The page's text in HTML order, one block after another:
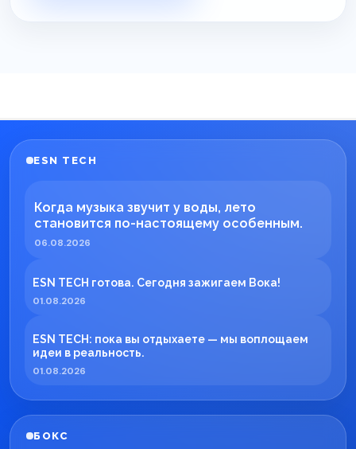
ESN TECH
Когда музыка звучит у воды, лето
становится по-настоящему особенным.
06.08.2026
ESN TECH готова. Сегодня зажигаем Вока!
01.08.2026
ESN TECH: пока вы отдыхаете — мы воплощаем
идеи в реальность.
01.08.2026
БОКС